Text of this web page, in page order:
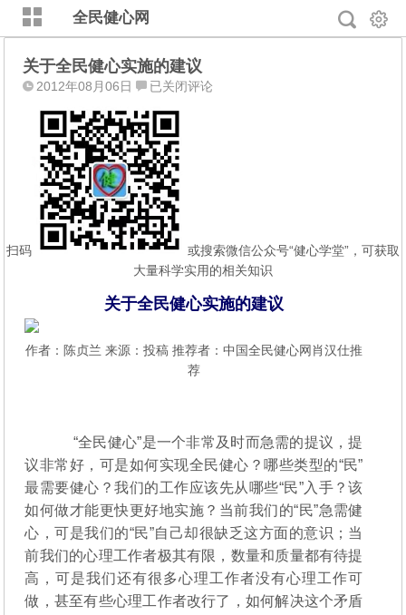
全民健心网
关于全民健心实施的建议
2012年08月06日
关
全
民
健
心
实
施
的
建
已关闭评论
扫码
或搜索微信公众号“健心学堂”，可获取
大量科学实用的相关知识
关于全民健心实施的建议
作者：陈贞兰 来源：投稿 推荐者：中国全民健心网肖汉仕推
荐
“全民健心”是一个非常及时而急需的提议，提
议非常好，可是如何实现全民健心？哪些类型的“民”
最需要健心？我们的工作应该先从哪些“民”入手？该
如何做才能更快更好地实施？当前我们的“民”急需健
心，可是我们的“民”自己却很缺乏这方面的意识；当
前我们的心理工作者极其有限，数量和质量都有待提
高，可是我们还有很多心理工作者没有心理工作可
做，甚至有些心理工作者改行了，如何解决这个矛盾